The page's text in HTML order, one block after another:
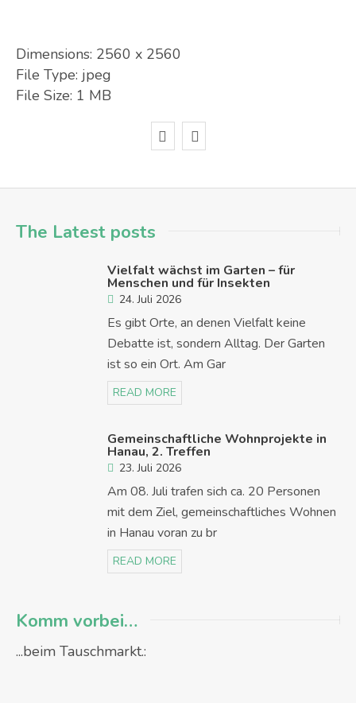
Dimensions: 2560 x 2560
File Type: jpeg
File Size: 1 MB
The Latest posts
Vielfalt wächst im Garten – für
Menschen und für Insekten
24. Juli 2026
Es gibt Orte, an denen Vielfalt keine
Debatte ist, sondern Alltag. Der Garten
ist so ein Ort. Am Gar
READ MORE
Gemeinschaftliche Wohnprojekte in
Hanau, 2. Treffen
23. Juli 2026
Am 08. Juli trafen sich ca. 20 Personen
mit dem Ziel, gemeinschaftliches Wohnen
in Hanau voran zu br
READ MORE
Komm vorbei…
...beim Tauschmarkt.: